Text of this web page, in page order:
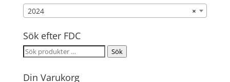
×
2024
Sök efter FDC
Sök
Sök
Din Varukorg